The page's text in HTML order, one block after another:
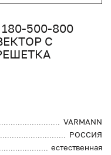
180-500-800
С
VARMANN
РОССИЯ
естественная